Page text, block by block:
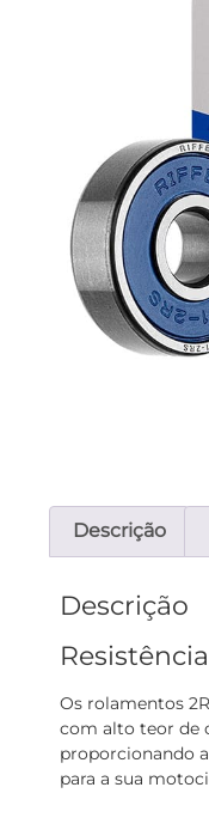
Descrição
Descrição
Os rolamentos
com alto teor de
proporcionando
para a sua